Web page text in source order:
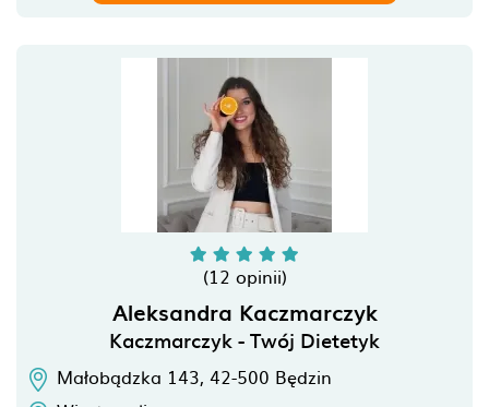
(12 opinii)
Aleksandra Kaczmarczyk
Kaczmarczyk - Twój Dietetyk
Małobądzka 143, 42-500 Będzin